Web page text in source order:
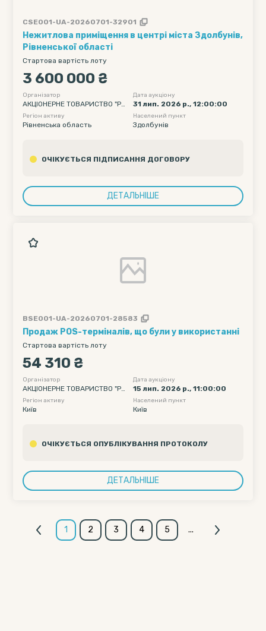
CSE001-UA-20260701-32901
Нежитлова приміщення в центрі міста Здолбунів,
Рівненської області
Стартова вартість лоту
3 600 000 ₴
Організатор
АКЦІОНЕРНЕ ТОВАРИСТВО "РА
ЙФФАЙЗЕН БАНК"
Дата аукціону
31 лип. 2026 р., 12:00:00
Регіон активу
Рівненська область
Населений пункт
Здолбунів
ОЧІКУЄТЬСЯ ПІДПИСАННЯ ДОГОВОРУ
ДЕТАЛЬНІШЕ
BSE001-UA-20260701-28583
Продаж POS-терміналів, що були у використанні
Стартова вартість лоту
54 310 ₴
Організатор
АКЦІОНЕРНЕ ТОВАРИСТВО "РА
ЙФФАЙЗЕН БАНК"
Дата аукціону
15 лип. 2026 р., 11:00:00
Регіон активу
Київ
Населений пункт
Київ
ОЧІКУЄТЬСЯ ОПУБЛІКУВАННЯ ПРОТОКОЛУ
ДЕТАЛЬНІШЕ
1 2 3 4 5 ...